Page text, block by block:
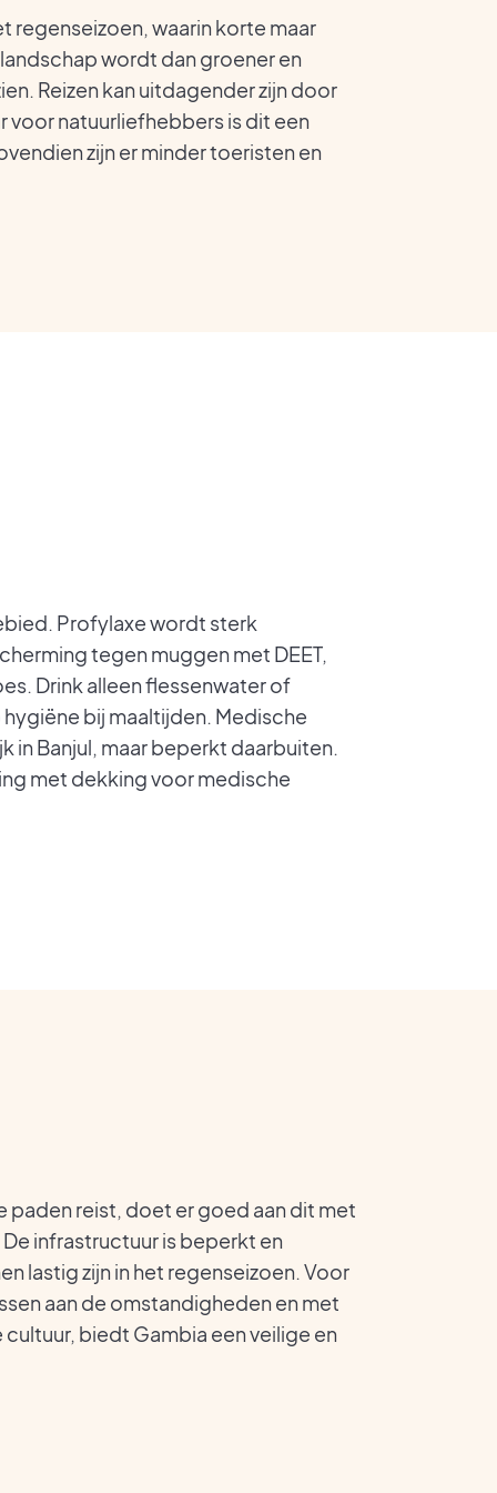
regenseizoen, waarin korte maar
wordt dan groener en
Reizen kan uitdagender zijn door
voor natuurliefhebbers is dit een
zijn er minder toeristen en
Profylaxe wordt sterk
tegen muggen met DEET,
Drink alleen flessenwater of
bij maaltijden. Medische
in Banjul, maar beperkt daarbuiten.
met dekking voor medische
paden reist, doet er goed aan dit met
infrastructuur is beperkt en
lastig zijn in het regenseizoen. Voor
aan de omstandigheden en met
biedt Gambia een veilige en